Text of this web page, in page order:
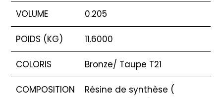
VOLUME 0.205
POIDS (KG) 11.6000
COLORIS Bronze/ Taupe T21
COMPOSITION
Résine de synthèse (